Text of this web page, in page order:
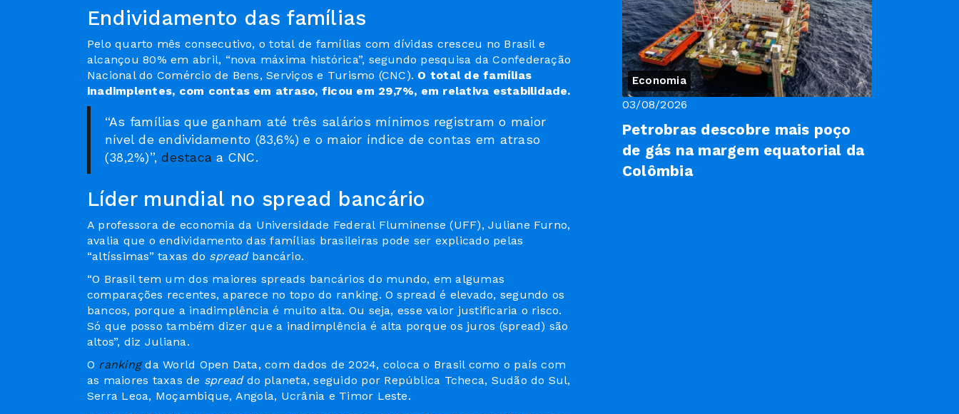
Endividamento das famílias
Pelo quarto mês consecutivo, o total de famílias com dívidas cresceu no Brasil e
alcançou 80% em abril, “nova máxima histórica”, segundo pesquisa da Confederação
Nacional do Comércio de Bens, Serviços e Turismo (CNC). O total de famílias
inadimplentes, com contas em atraso, ficou em 29,7%, em relativa estabilidade.
“As famílias que ganham até três salários mínimos registram o maior
nível de endividamento (83,6%) e o maior índice de contas em atraso
(38,2%)”,destaca a CNC.
Líder mundial no spread bancário
A professora de economia da Universidade Federal Fluminense (UFF), Juliane Furno,
avalia que o endividamento das famílias brasileiras pode ser explicado pelas
“altíssimas” taxas do spreadbancário.
“O Brasil tem um dos maiores spreads bancários do mundo, em algumas
comparações recentes, aparece no topo do ranking. O spread é elevado, segundo os
bancos, porque a inadimplência é muito alta. Ou seja, esse valor justificaria o risco.
Só que posso também dizer que a inadimplência é alta porque os juros (spread) são
altos”, diz Juliana.
O rankingda World Open Data, com dados de 2024, coloca o Brasil como o país com
as maiores taxas de spreaddo planeta, seguido por República Tcheca, Sudão do Sul,
Serra Leoa, Moçambique, Angola, Ucrânia e Timor Leste.
Economia
03/08/2026
Petrobras descobre mais poço
de gás na margem equatorial da
Colômbia